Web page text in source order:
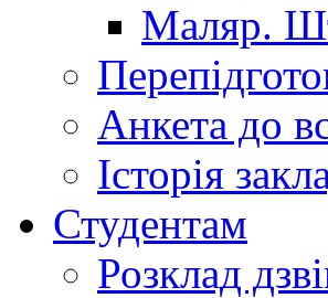
Маляр.
Анкета до
Історія
Студентам
Розклад